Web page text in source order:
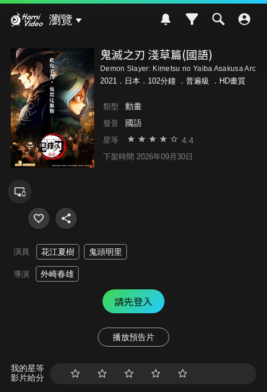
瀏覽
鬼滅之刃 淺草篇(國語)
Demon Slayer: Kimetsu no Yaiba Asakusa Arc
2021．日本．102分鐘 ． 普遍級 ．HD畫質
類型 動畫
發音 國語
星等 4.4
下架時間 2026年09月30日
演員 花江夏樹 鬼頭明里
導演 外崎春雄
請先登入
播放預告片
我的星等
影片給分